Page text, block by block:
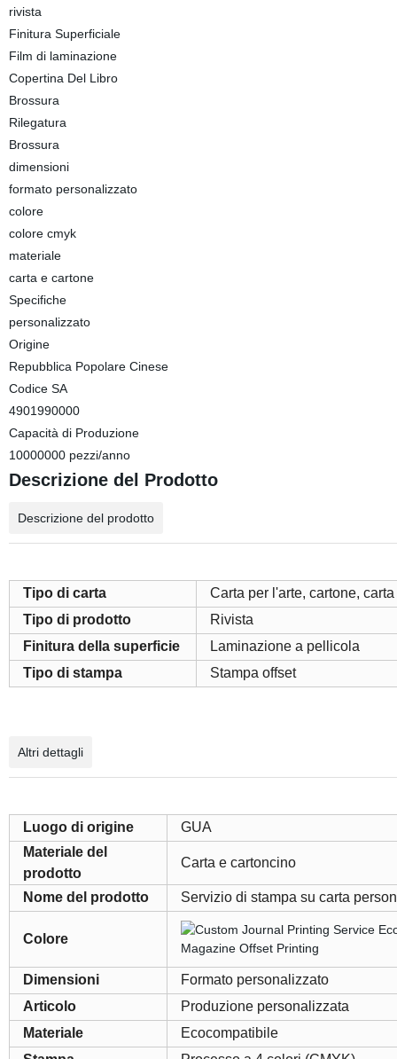
rivista
Finitura Superficiale
Film di laminazione
Copertina Del Libro
Brossura
Rilegatura
Brossura
dimensioni
formato personalizzato
colore
colore cmyk
materiale
carta e cartone
Specifiche
personalizzato
Origine
Repubblica Popolare Cinese
Codice SA
4901990000
Capacità di Produzione
10000000 pezzi/anno
Descrizione del Prodotto
Descrizione del prodotto
Tipo di carta
Carta per l'arte, cartone,
Tipo di prodotto
Rivista
Finitura della superficie
Laminazione a pellicola
Tipo di stampa
Stampa offset
Altri dettagli
Luogo di origine
GUA
Materiale del
prodotto
Carta e cartoncino
Nome del prodotto Servizio di stampa su carta
Colore
Dimensioni
Formato personalizzato
Articolo
Produzione personalizzata
Materiale
Ecocompatibile